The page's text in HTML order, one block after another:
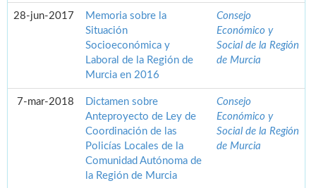
28-jun-2017
Memoria sobre la
Situación
Socioeconómica y
Laboral de la Región de
Murcia en 2016
Consejo
Económico y
Social de la Región
de Murcia
7-mar-2018
Dictamen sobre
Anteproyecto de Ley de
Coordinación de las
Policías Locales de la
Comunidad Autónoma de
la Región de Murcia
Consejo
Económico y
Social de la Región
de Murcia